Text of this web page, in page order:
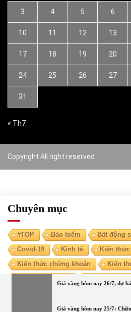
Giá vàng hôm nay 26/7, dự
Giá vàng hôm nay 25/7:
3 4 5 6
10 11 12 13
17 18 19 20
24 25 26 27
31
« Th7
Copyright All right reserved
Chuyên mục
#TOP Bảo hiểm Bất động
Covid-19
Kinh tế
Kiến thức
Kiến thức chứng khoán
Kiến